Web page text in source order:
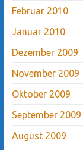
Februar 2010
Januar 2010
Dezember 2009
November 2009
Oktober 2009
September 2009
August 2009